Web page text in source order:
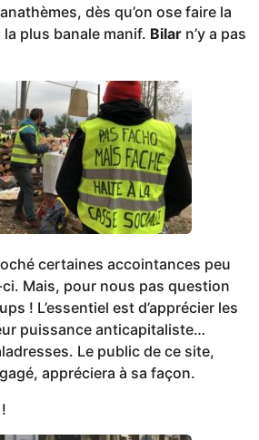
dès qu’on ose faire la
plus banale manif. Bilar n’y a pas
certaines accointances peu
Mais, pour nous pas question
! L’essentiel est d’apprécier les
puissance anticapitaliste…
Le public de ce site,
appréciera à sa façon.